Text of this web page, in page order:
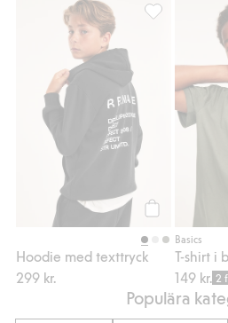
Hoodie med texttryck
299 kr.
Hoodie med
Basics
149 kr. 2
Populära